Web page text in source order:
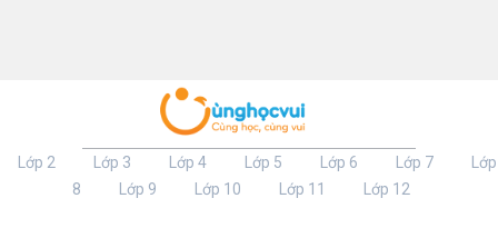
Lớp 2 Lớp 3 Lớp 4 Lớp 5 Lớp 6 Lớp 7
Lớp
8
Lớp 9 Lớp 10 Lớp 11 Lớp 12